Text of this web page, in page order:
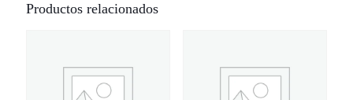
Productos relacionados